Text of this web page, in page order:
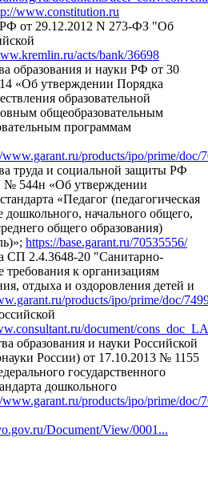
www.constitution.ru
от 29.12.2012 N 273-ФЗ "Об
acts/bank/36698
образования и науки РФ от 30
«Об утверждении Порядка
образовательной
общеобразовательным
программам
www.garant.ru/products/ipo/prime/doc/
труда и социальной защиты РФ
№ 544н «Об утверждении
«Педагог (педагогическая
дошкольного, начального общего,
общего образования)
https://base.garant.ru/70535556/
СП 2.4.3648-20 "Санитарно-
требования к организациям
отдыха и оздоровления детей и
products/ipo/prime/doc/
document/
образования и науки Российской
России) от 17.10.2013 № 1155
государственного
дошкольного
www.garant.ru/products/ipo/prime/doc/
Document/View/0001...